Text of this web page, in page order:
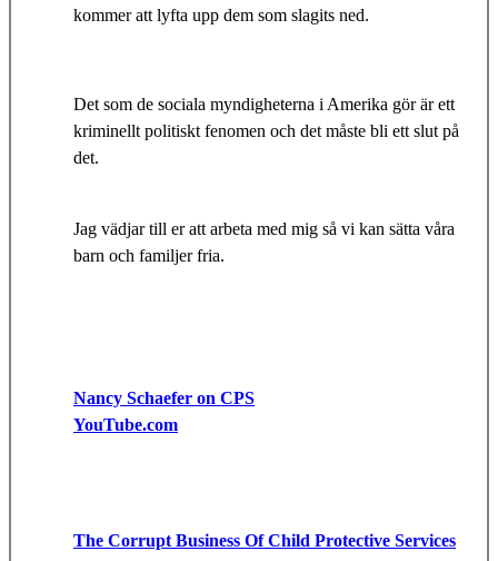
kommer att lyfta upp dem som slagits ned.
Det som de sociala myndigheterna i Amerika gör är ett
kriminellt politiskt fenomen och det måste bli ett slut på
det.
Jag vädjar till er att arbeta med mig så vi kan sätta våra
barn och familjer fria.
Nancy Schaefer on CPS
YouTube.com
The Corrupt Business Of Child Protective Services